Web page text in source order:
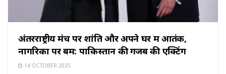
अंतरराष्ट्रीय मंच पर शांति और अपने घर में आतंक,
नागरिकों पर बम: पाकिस्तान की गजब की एक्टिंग
14 OCTOBER 2025